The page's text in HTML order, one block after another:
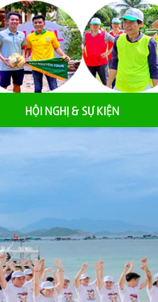
HỘI NGHỊ & SỰ KIỆN